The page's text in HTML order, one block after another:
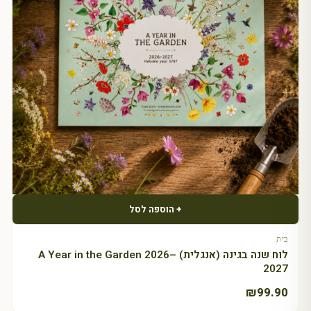
+ הוספה לסל
בית
לוח שנה בגינה (אנגלית) A Year in the Garden 2026–
2027
₪99.90